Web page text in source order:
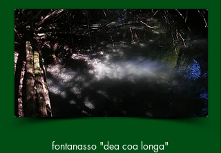
fontanasso "dea coa longa"